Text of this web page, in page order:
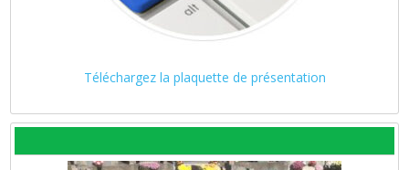
Téléchargez la plaquette de présentation